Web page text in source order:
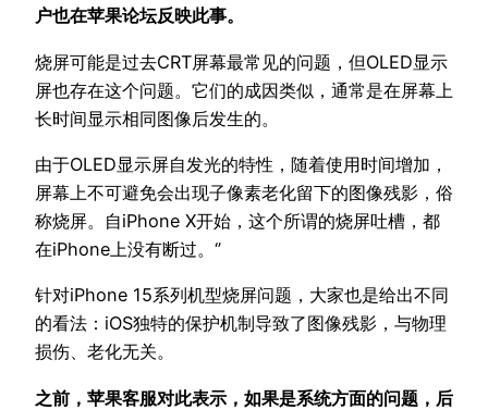
户也在苹果论坛反映此事。
烧屏可能是过去CRT屏幕最常见的问题，但OLED显示
屏也存在这个问题。它们的成因类似，通常是在屏幕上
长时间显示相同图像后发生的。
由于OLED显示屏自发光的特性，随着使用时间增加，
屏幕上不可避免会出现子像素老化留下的图像残影，俗
称烧屏。自iPhone X开始，这个所谓的烧屏吐槽，都
在iPhone上没有断过。‘’
针对iPhone 15系列机型烧屏问题，大家也是给出不同
的看法：iOS独特的保护机制导致了图像残影，与物理
损伤、老化无关。
之前，苹果客服对此表示，如果是系统方面的问题，后